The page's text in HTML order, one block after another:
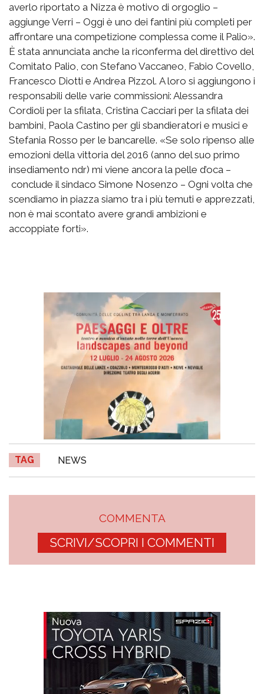
averlo riportato a Nizza è motivo di orgoglio –
aggiunge Verri – Oggi è uno dei fantini più completi per
affrontare una competizione complessa come il Palio».
È stata annunciata anche la riconferma del direttivo del
Comitato Palio, con Stefano Vaccaneo, Fabio Covello,
Francesco Diotti e Andrea Pizzol. A loro si aggiungono i
responsabili delle varie commissioni: Alessandra
Cordioli per la sfilata, Cristina Cacciari per la sfilata dei
bambini, Paola Castino per gli sbandieratori e musici e
Stefania Rosso per le bancarelle. «Se solo ripenso alle
emozioni della vittoria del 2016 (anno del suo primo
insediamento ndr) mi viene ancora la pelle d’oca –
conclude il sindaco Simone Nosenzo – Ogni volta che
scendiamo in piazza siamo tra i più temuti e apprezzati,
non è mai scontato avere grandi ambizioni e
accoppiate forti».
TAG NEWS
COMMENTA
SCRIVI/SCOPRI I COMMENTI